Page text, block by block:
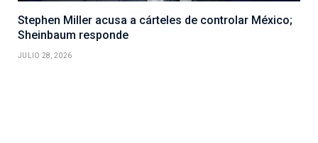
Stephen Miller acusa a cárteles de controlar México;
Sheinbaum responde
JULIO 28, 2026